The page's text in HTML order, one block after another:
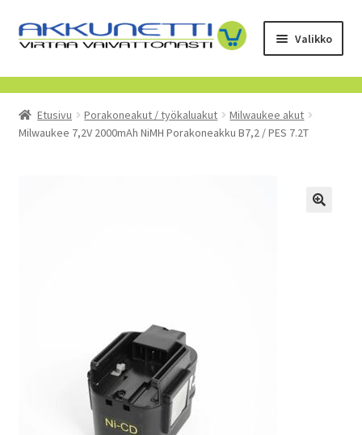
Siirry
navigointiin
Siirry
sisältöön
Valikko
Kauppa
Tietoa meistä
Etusivu Porakoneakut / työkaluakut
Milwaukee akut
Milwaukee 7,2V 2000mAh NiMH Porakoneakku B7,2 / PES 7.2T